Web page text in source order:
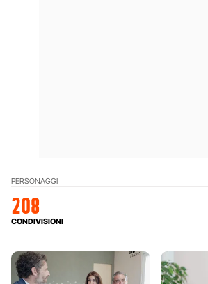
PERSONAGGI
208
CONDIVISIONI